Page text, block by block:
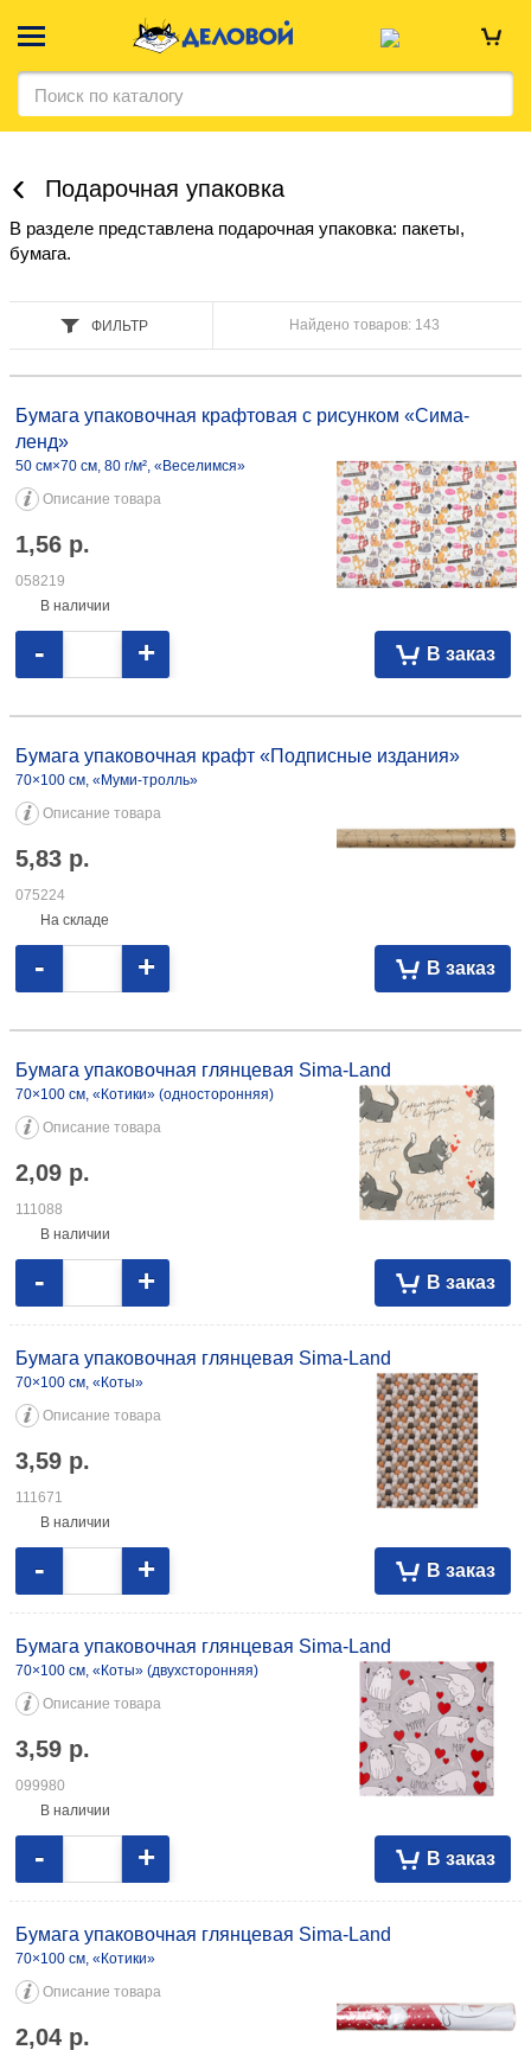
Подарочная упаковка
В разделе представлена подарочная упаковка: пакеты,
бумага.
ФИЛЬТР Найдено товаров: 143
см, 80 г/м², «Веселимся» 1,56 058219
Бумага упаковочная крафтовая с рисунком «Сима-
ленд»
50 см×70 см, 80 г/м², «Веселимся»
Описание товара
1,56 р.
058219
В наличии
В заказ
- +
тролль» 5,83 075224
Бумага упаковочная крафт «Подписные издания»
70×100 см, «Муми-тролль»
Описание товара
5,83 р.
075224
На складе
В заказ
- +
(односторонняя) 2,09 111088 70×100 см, «Коты» 3,59 111671 70×100
см, «Коты» (двухсторонняя) 3,59 099980 70×100 см, «Котики» 2,04
083636 70×100 см, «С 8 марта» 3,28 083579
Бумага упаковочная глянцевая Sima-Land
70×100 см, «Котики» (односторонняя)
Описание товара
2,09 р.
111088
В наличии
В заказ
- +
Бумага упаковочная глянцевая Sima-Land
70×100 см, «Коты»
Описание товара
3,59 р.
111671
В наличии
В заказ
- +
Бумага упаковочная глянцевая Sima-Land
70×100 см, «Коты» (двухсторонняя)
Описание товара
3,59 р.
099980
В наличии
В заказ
- +
Бумага упаковочная глянцевая Sima-Land
70×100 см, «Котики»
Описание товара
2,04 р.